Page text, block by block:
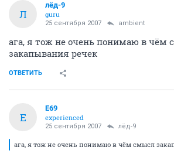
Л
лёд-9
guru
25 сентября 2007 ambient
ага, я тож не очень понимаю в чём
закапывания речек
ОТВЕТИТЬ
E
E69
experienced
25 сентября 2007 лёд-9
ага, я тож не очень понимаю в чём смысл